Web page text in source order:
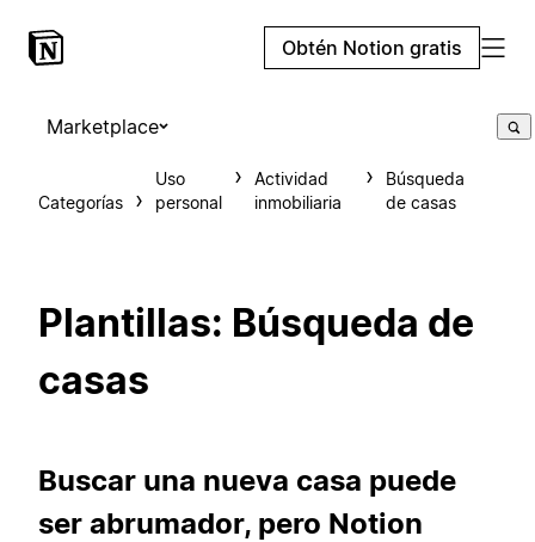
Obtén Notion gratis
Marketplace
Categorías
Uso
personal
Actividad
inmobiliaria
Búsqueda
de casas
Plantillas: Búsqueda de
casas
Buscar una nueva casa puede
ser abrumador, pero Notion